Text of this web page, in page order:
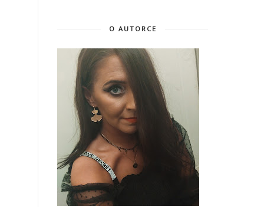
O AUTORCE